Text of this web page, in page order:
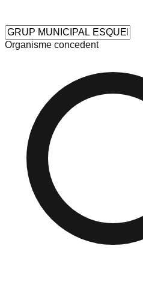
Organisme concedent